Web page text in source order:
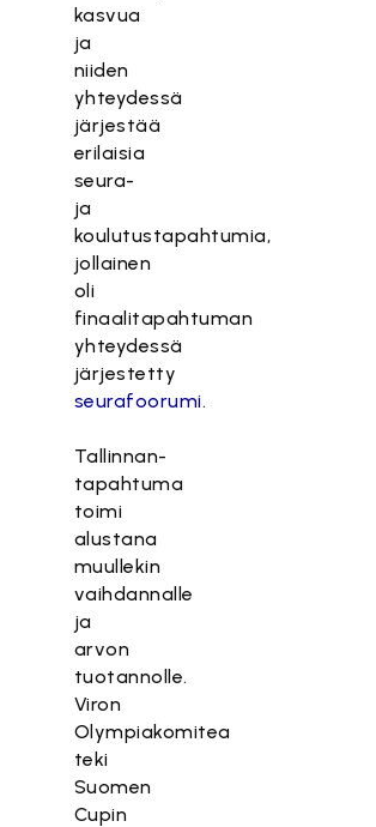
kasvua
ja
niiden
yhteydessä
järjestää
erilaisia
seura-
ja
koulutustapahtumia,
jollainen
oli
finaalitapahtuman
yhteydessä
järjestetty
seurafoorumi.
Tallinnan-
tapahtuma
toimi
alustana
muullekin
vaihdannalle
ja
arvon
tuotannolle.
Viron
Olympiakomitea
teki
Suomen
Cupin